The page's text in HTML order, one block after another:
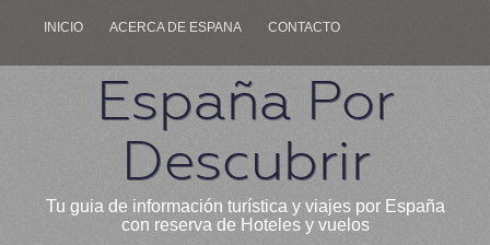
INICIO ACERCA DE ESPANA CONTACTO
España Por
Descubrir
Tu guia de información turística y viajes por España
con reserva de Hoteles y vuelos